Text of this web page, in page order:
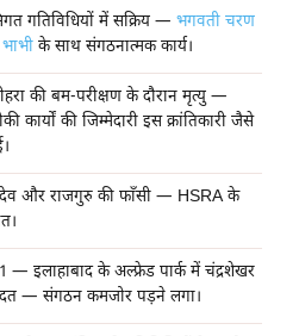
गतिविधियों में सक्रिय — भगवती चरण
भाभी के साथ संगठनात्मक कार्य।
की बम-परीक्षण के दौरान मृत्यु —
कार्यों की जिम्मेदारी इस क्रांतिकारी जैसे
और राजगुरु की फाँसी — HSRA के
— इलाहाबाद के अल्फ्रेड पार्क में चंद्रशेखर
— संगठन कमजोर पड़ने लगा।